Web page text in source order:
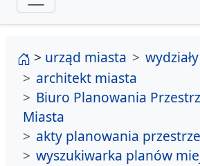
strona główna
> urząd miasta
architekt miasta
Biuro Planowania
Miasta
akty planowania
wyszukiwarka planów